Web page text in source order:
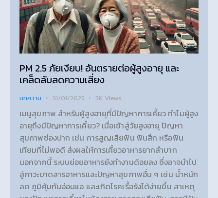
PM 2.5 ภัยเงียบ! อันตรายต่อผู้สูงอายุ และ
เคล็ดลับลดความเสี่ยง
บทความ 31/01/2025 3K Views
เมนูสุขภาพ สำหรับผู้สูงอายุที่มีปัญหาการเคี้ยว ทำไมผู้สูง
อายุถึงมีปัญหาการเคี้ยว? เมื่อเข้าสู่วัยสูงอายุ ปัญหา
สุขภาพช่องปาก เช่น การสูญเสียฟัน ฟันสึก หรือฟัน
เทียมที่ไม่พอดี ส่งผลให้การเคี้ยวอาหารยากลำบาก
นอกจากนี้ ระบบย่อยอาหารยังทำงานด้อยลง ซึ่งอาจนำไป
สู่ภาวะขาดสารอาหารและปัญหาสุขภาพอื่น ๆ เช่น น้ำหนัก
ลด ภูมิคุ้มกันอ่อนแอ และเกิดโรคเรื้อรังได้ง่ายขึ้น สาเหตุ